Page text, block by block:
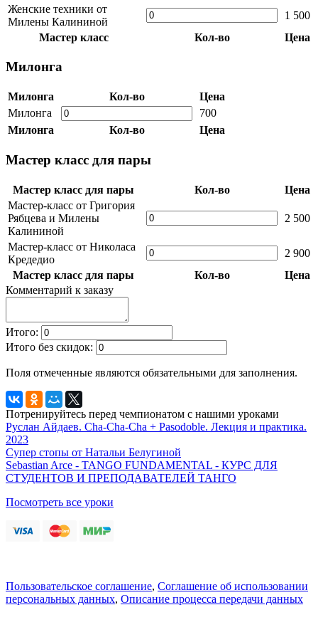
Женские техники от
Милены Калининой
1 500
Мастер класс
Кол-во Цена
Милонга
Милонга Кол-во
Цена
Милонга
700
Милонга
Кол-во Цена
Мастер класс для пары
Мастер класс для пары Кол-во
Цена
Мастер-класс от Григория
Рябцева и Милены
Калининой
2 500
Мастер-класс от Николаса
Кредедио
2 900
Мастер класс для пары
Кол-во
Цена
Комментарий к заказу
Итого:
Итого без скидок:
Поля отмеченные являются обязательными для заполнения.
Потренируйтесь перед чемпионатом с нашими уроками
Руслан Айдаев. Cha-Cha-Cha + Pasodoble. Лекция и практика.
2023
Супер стопы от Натальи Белугиной
Sebastian Arce - TANGO FUNDAMENTAL - КУРС ДЛЯ
СТУДЕНТОВ И ПРЕПОДАВАТЕЛЕЙ ТАНГО
Посмотреть все уроки
Пользовательское соглашение, Соглашение об использовании
персональных данных, Описание процесса передачи данных